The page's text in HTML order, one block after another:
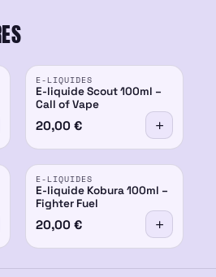
E-LIQUIDES
E-liquide Scout 100ml –
Call of Vape
20,00 €
E-LIQUIDES
E-liquide Kobura 100ml –
Fighter Fuel
20,00 €